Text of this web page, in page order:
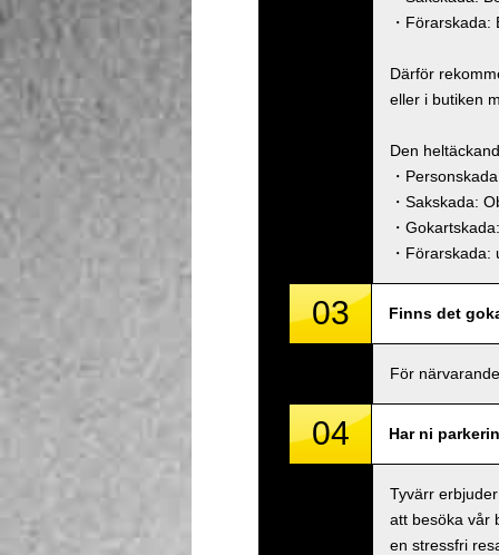
・
Därför
eller i butiken
Den
・
・Sakskada:
・
・
03 Finns det
För
04 Har ni
Tyvärr
att besöka vår
en stressfri